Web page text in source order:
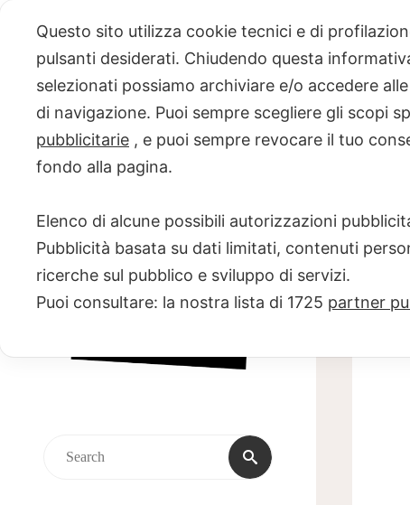
content
PROGETTO
NERO SU
BIANCO
Scuola di scrittura e creatività
Search
Questo sito utilizza cookie tecnici e di
pulsanti desiderati. Chiudendo questa
selezionati possiamo archiviare e/o accedere
di navigazione. Puoi sempre scegliere gli scopi
pubblicitarie , e puoi sempre revocare il tuo
fondo alla pagina.
Elenco di alcune possibili autorizzazioni
Pubblicità basata su dati limitati, contenuti
ricerche sul pubblico e sviluppo di servizi.
Puoi consultare: la nostra lista di 1725 partner